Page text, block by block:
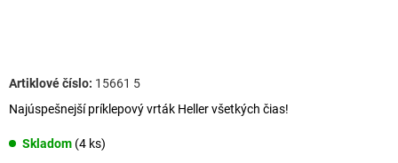
Skladom (4 ks)
Najúspešnejší príklepový vrták Heller všetkých čias!
15661 5